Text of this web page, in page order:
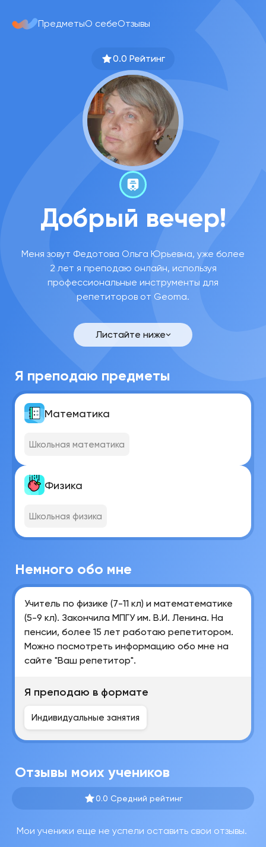
ПредметыО себеОтзывы
0.0 Рейтинг
Добрый вечер!
Меня зовут Федотова Ольга Юрьевна, уже более
2 лет я преподаю онлайн, используя
профессиональные инструменты для
репетиторов от Geoma.
Листайте ниже
Юрьевна
Ф.
Связаться
Я преподаю предметы
Математика
Школьная математика
Физика
Школьная физика
Немного обо мне
Учитель по физике (7-11 кл) и математематике
(5-9 кл). Закончила МПГУ им. В.И. Ленина. На
пенсии, более 15 лет работаю репетитором.
Можно посмотреть информацию обо мне на
сайте "Ваш репетитор".
Я преподаю в формате
Индивидуальные занятия
Отзывы моих учеников
0.0 Средний рейтинг
Мои ученики еще не успели оставить свои отзывы.